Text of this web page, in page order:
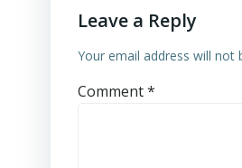
Leave a Reply
Your email address will not
Comment*